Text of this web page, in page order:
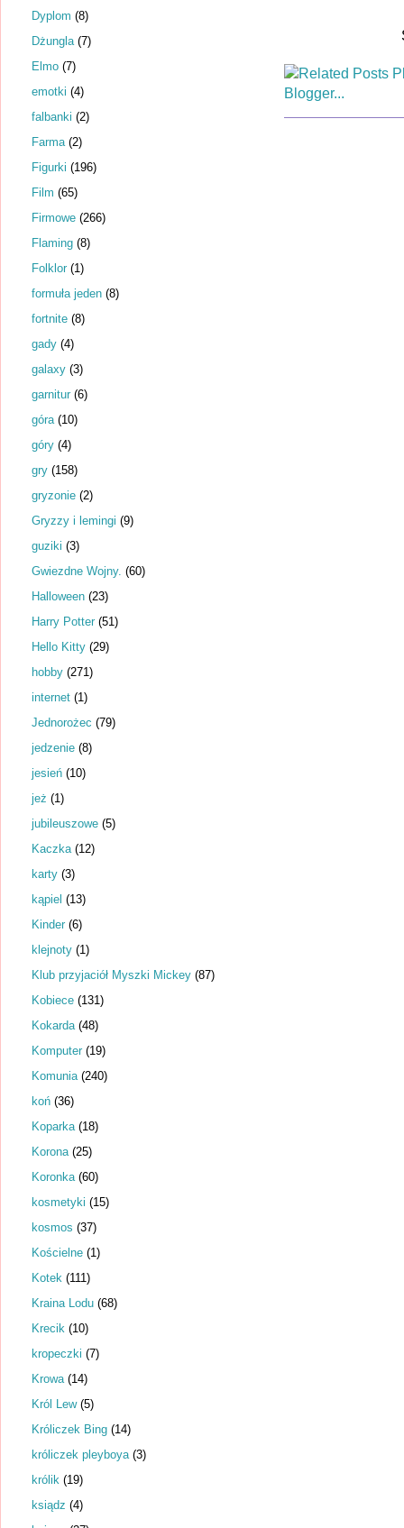
Dyplom (8)
Dżungla (7)
Elmo (7)
emotki (4)
falbanki (2)
Farma (2)
Figurki (196)
Film (65)
Firmowe (266)
Flaming (8)
Folklor (1)
formuła jeden (8)
fortnite (8)
gady (4)
galaxy (3)
garnitur (6)
góra (10)
góry (4)
gry (158)
gryzonie (2)
Gryzzy i lemingi (9)
guziki (3)
Gwiezdne Wojny. (60)
Halloween (23)
Harry Potter (51)
Hello Kitty (29)
hobby (271)
internet (1)
Jednorożec (79)
jedzenie (8)
jesień (10)
jeż (1)
jubileuszowe (5)
Kaczka (12)
karty (3)
kąpiel (13)
Kinder (6)
klejnoty (1)
Klub przyjaciół Myszki Mickey (87)
Kobiece (131)
Kokarda (48)
Komputer (19)
Komunia (240)
koń (36)
Koparka (18)
Korona (25)
Koronka (60)
kosmetyki (15)
kosmos (37)
Kościelne (1)
Kotek (111)
Kraina Lodu (68)
Krecik (10)
kropeczki (7)
Krowa (14)
Król Lew (5)
Króliczek Bing (14)
króliczek pleyboya (3)
królik (19)
ksiądz (4)